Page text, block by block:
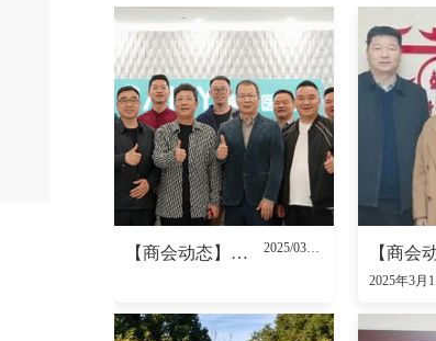
【商会动态】杭州市瑞安商会六届一次会长办公会议顺利召开 2025/03/28